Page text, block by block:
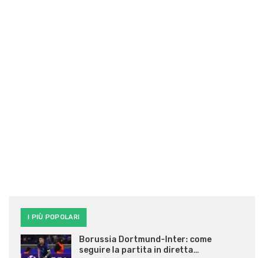
I PIÙ POPOLARI
Borussia Dortmund-Inter: come
seguire la partita in diretta…